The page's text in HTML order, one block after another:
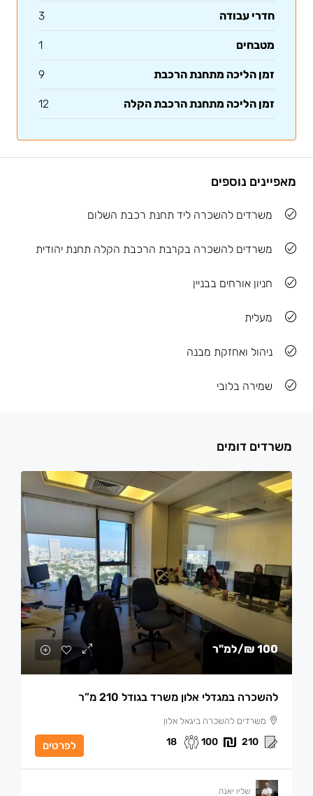
חדרי עבודה 3
מטבחים 1
זמן הליכה מתחנת הרכבת 9
זמן הליכה מתחנת הרכבת הקלה 12
מאפיינים נוספים
משרדים להשכרה ליד תחנת רכבת השלום
משרדים להשכרה בקרבת הרכבת הקלה תחנת יהודית
חניון אורחים בבניין
מעלית
ניהול ואחזקת מבנה
שמירה בלובי
משרדים דומים
100 ₪ /למ"ר
להשכרה במגדלי אלון משרד בגודל 210 מ”ר
משרדים להשכרה ביגאל אלון
210
100
18 לפרטים
שליו יאנה